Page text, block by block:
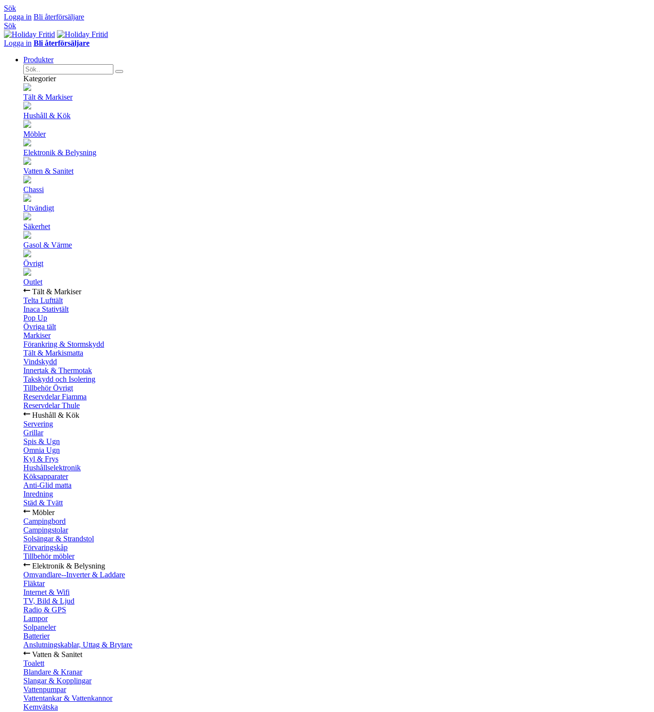
Sök
Logga in Bli återförsäljare
Sök
Logga in Bli återförsäljare
Produkter
Kategorier
Tält & Markiser
Hushåll & Kök
Möbler
Elektronik & Belysning
Vatten & Sanitet
Chassi
Utvändigt
Säkerhet
Gasol & Värme
Övrigt
Outlet
Tält & Markiser
Telta Lufttält
Inaca Stativtält
Pop Up
Övriga tält
Markiser
Förankring & Stormskydd
Tält & Markismatta
Vindskydd
Innertak & Thermotak
Takskydd och Isolering
Tillbehör Övrigt
Reservdelar Fiamma
Reservdelar Thule
Hushåll & Kök
Servering
Grillar
Spis & Ugn
Omnia Ugn
Kyl & Frys
Hushållselektronik
Köksapparater
Anti-Glid matta
Inredning
Städ & Tvätt
Möbler
Campingbord
Campingstolar
Solsängar & Strandstol
Förvaringskåp
Tillbehör möbler
Elektronik & Belysning
Omvandlare--Inverter & Laddare
Fläktar
Internet & Wifi
TV, Bild & Ljud
Radio & GPS
Lampor
Solpaneler
Batterier
Anslutningskablar, Uttag & Brytare
Vatten & Sanitet
Toalett
Blandare & Kranar
Slangar & Kopplingar
Vattenpumpar
Vattentankar & Vattenkannor
Kemvätska